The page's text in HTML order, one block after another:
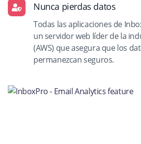
Nunca pierdas datos
Todas las aplicaciones de
un servidor web líder de la
(AWS) que asegura que los
permanezcan seguros.